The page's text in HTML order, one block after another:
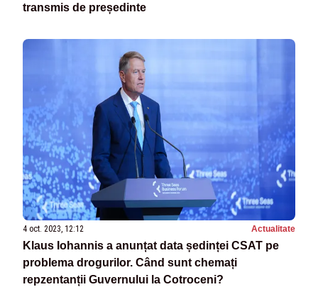
transmis de președinte
4 oct. 2023, 12:12 Actualitate
Klaus Iohannis a anunțat data ședinței CSAT pe
problema drogurilor. Când sunt chemați
repzentanții Guvernului la Cotroceni?